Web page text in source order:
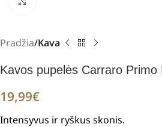
Pradžia Kava
Kavos pupelės Carraro Primo
19,99€
Intensyvus ir ryškus skonis.